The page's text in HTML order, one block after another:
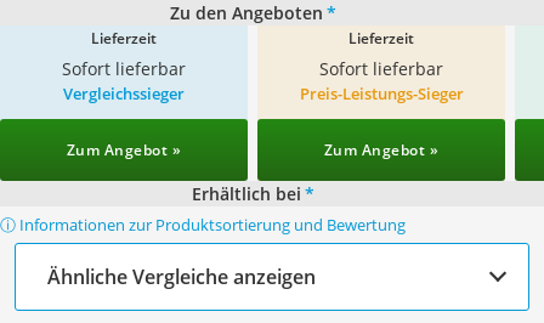
Zu den Angeboten *
Lieferzeit
Sofort lieferbar
Lieferzeit
Sofort lieferbar
Vergleichssieger
Zum Angebot »
Preis-Leistungs-Sieger
Zum Angebot »
Erhältlich bei *
ⓘ Informationen zur Produktsortierung und Bewertung
Ähnliche Vergleiche anzeigen